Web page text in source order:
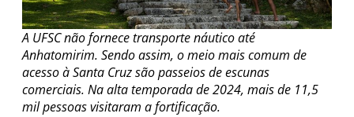
A UFSC não fornece transporte náutico até
Anhatomirim. Sendo assim, o meio mais comum de
acesso à Santa Cruz são passeios de escunas
comerciais. Na alta temporada de 2024, mais de 11,5
mil pessoas visitaram a fortificação.